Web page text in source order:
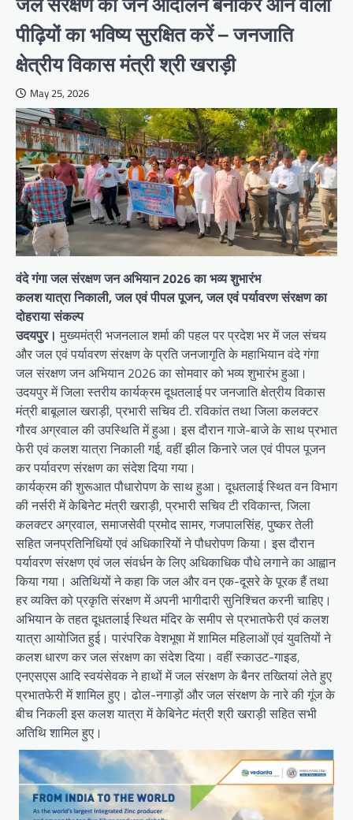
पीढ़ियों का भविष्य सुरक्षित करें – जनजाति
क्षेत्रीय विकास मंत्री श्री खराड़ी
May 25, 2026
वंदे गंगा जल संरक्षण जन अभियान 2026 का भव्य शुभारंभ
कलश यात्रा निकाली, जल एवं पीपल पूजन, जल एवं पर्यावरण संरक्षण का
दोहराया संकल्प
उदयपुर। मुख्यमंत्री भजनलाल शर्मा की पहल पर प्रदेश भर में जल संचय
और जल एवं पर्यावरण संरक्षण के प्रति जनजागृति के महाभियान वंदे गंगा
जल संरक्षण जन अभियान 2026 का सोमवार को भव्य शुभारंभ हुआ।
उदयपुर में जिला स्तरीय कार्यक्रम दूधतलाई पर जनजाति क्षेत्रीय विकास
मंत्री बाबूलाल खराड़ी, प्रभारी सचिव टी. रविकांत तथा जिला कलक्टर
गौरव अग्रवाल की उपस्थिति में हुआ। इस दौरान गाजे-बाजे के साथ प्रभात
फेरी एवं कलश यात्रा निकाली गई, वहीं झील किनारे जल एवं पीपल पूजन
कर पर्यावरण संरक्षण का संदेश दिया गया।
कार्यक्रम की शुरूआत पौधारोपण के साथ हुआ। दूधतलाई स्थित वन विभाग
की नर्सरी में केबिनेट मंत्री खराड़ी, प्रभारी सचिव टी रविकान्त, जिला
कलक्टर अग्रवाल, समाजसेवी प्रमोद सामर, गजपालसिंह, पुष्कर तेली
सहित जनप्रतिनिधियों एवं अधिकारियों ने पौधरोपण किया। इस दौरान
पर्यावरण संरक्षण एवं जल संवर्धन के लिए अधिकाधिक पौधे लगाने का आह्वान
किया गया। अतिथियों ने कहा कि जल और वन एक-दूसरे के पूरक हैं तथा
हर व्यक्ति को प्रकृति संरक्षण में अपनी भागीदारी सुनिश्चित करनी चाहिए।
अभियान के तहत दूधतलाई स्थित मंदिर के समीप से प्रभातफेरी एवं कलश
यात्रा आयोजित हुई। पारंपरिक वेशभूषा में शामिल महिलाओं एवं युवतियों ने
कलश धारण कर जल संरक्षण का संदेश दिया। वहीं स्काउट-गाइड,
एनएसएस आदि स्वयंसेवक ने हाथों में जल संरक्षण के बैनर तख्तियां लेते हुए
प्रभातफेरी में शामिल हुए। ढोल-नगाड़ों और जल संरक्षण के नारे की गूंज के
बीच निकली इस कलश यात्रा में केबिनेट मंत्री श्री खराड़ी सहित सभी
अतिथि शामिल हुए।